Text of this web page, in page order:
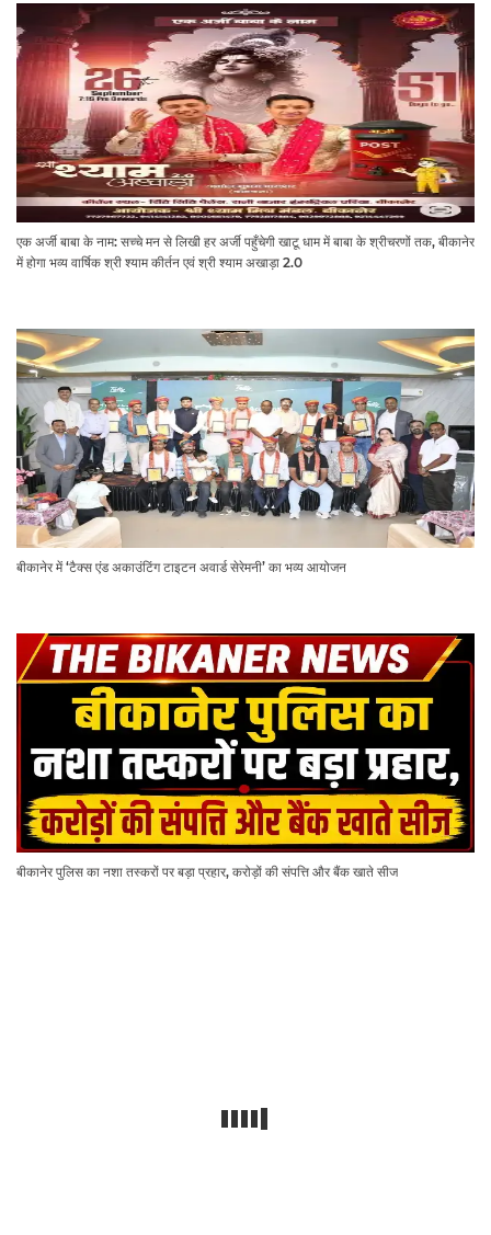
एक अर्जी बाबा के नाम: सच्चे मन से लिखी हर अर्जी पहुँचेगी खाटू धाम में बाबा के श्रीचरणों तक, बीकानेर
में होगा भव्य वार्षिक श्री श्याम कीर्तन एवं श्री श्याम अखाड़ा 2.0
बीकानेर में ‘टैक्स एंड अकाउंटिंग टाइटन अवार्ड सेरेमनी’ का भव्य आयोजन
बीकानेर पुलिस का नशा तस्करों पर बड़ा प्रहार, करोड़ों की संपत्ति और बैंक खाते सीज